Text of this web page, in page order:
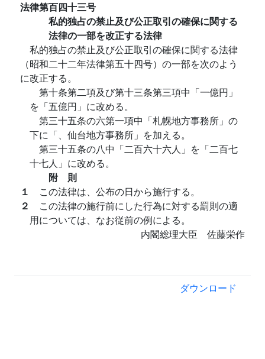
法律第百四十三号
私的独占の禁止及び公正取引の確保に関する
法律の一部を改正する法律
私的独占の禁止及び公正取引の確保に関する法律
（昭和二十二年法律第五十四号）の一部を次のよう
に改正する。
第十条第二項及び第十三条第三項中「一億円」
を「五億円」に改める。
第三十五条の六第一項中「札幌地方事務所」の
下に「、仙台地方事務所」を加える。
第三十五条の八中「二百六十六人」を「二百七
十七人」に改める。
附 則
１ この法律は、公布の日から施行する。
２ この法律の施行前にした行為に対する罰則の適
用については、なお従前の例による。
内閣総理大臣 佐藤栄作
ダウンロード